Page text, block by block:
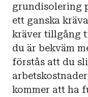
grundisolering
ett ganska
kräver tillgång
du är bekväm
förstås att du
kommer att ha